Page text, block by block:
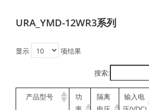
URA_YMD-12WR3系列
显示 项结果
搜索:
产品型号
功
隔离
输入电